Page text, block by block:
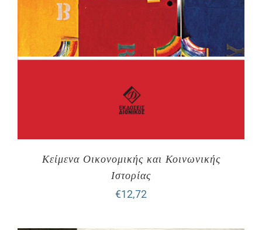
Κείμενα Οικονομικής και Κοινωνικής
Ιστορίας
€12,72